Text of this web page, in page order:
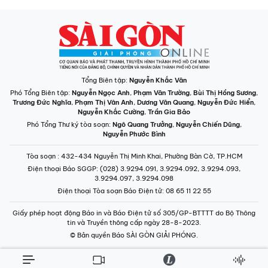
Tổng Biên tập: Nguyễn Khắc Văn
Phó Tổng Biên tập: Nguyễn Ngọc Anh, Phạm Văn Trường, Bùi Thị Hồng Sương,
Trương Đức Nghĩa, Phạm Thị Vân Anh, Dương Văn Quang, Nguyễn Đức Hiển,
Nguyễn Khắc Cường, Trần Gia Bảo
Phó Tổng Thư ký tòa soạn: Ngô Quang Trưởng, Nguyễn Chiến Dũng,
Nguyễn Phước Bình
Tòa soạn : 432-434 Nguyễn Thị Minh Khai, Phường Bàn Cờ, TP.HCM
Điện thoại Báo SGGP: (028) 3.9294.091, 3.9294.092, 3.9294.093,
3.9294.097, 3.9294.098
Điện thoại Tòa soạn Báo Điện tử: 08 65 11 22 55
Giấy phép hoạt động Báo in và Báo Điện tử số 305/GP-BTTTT do Bộ Thông
tin và Truyền thông cấp ngày 28-8-2023.
© Bản quyền Báo SÀI GÒN GIẢI PHÓNG.